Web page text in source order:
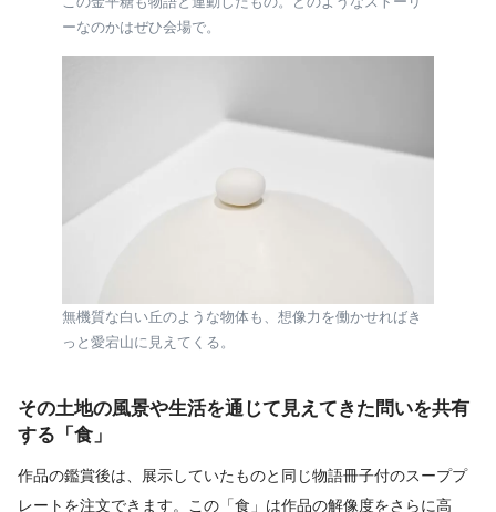
ーなのかはぜひ会場で。
無機質な白い丘のような物体も、想像力を働かせればき
っと愛宕山に見えてくる。
その土地の風景や生活を通じて見えてきた問いを共有
する「食」
作品の鑑賞後は、展示していたものと同じ物語冊子付のスーププ
レートを注文できます。この「食」は作品の解像度をさらに高